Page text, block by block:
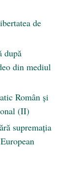
de
după
din mediul
Român şi
(II)
supremația